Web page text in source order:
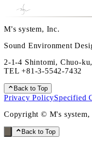
M's system, Inc.
Sound Environment
2-1-4 Shintomi, Chuo-
TEL+81-3-5542-7432
Back to Top
Privacy PolicySpecified
Copyright © M's
Back to Top